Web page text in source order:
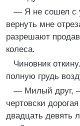
— Я не сошел с
вернуть мне
разрешают
колеса.
Чиновник
полную грудь
— Милый друг,
чертовски
двадцать девять